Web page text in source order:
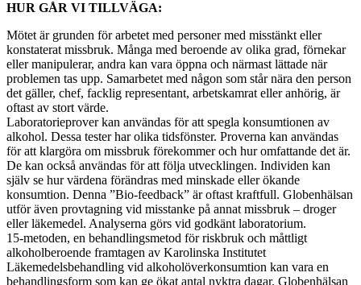
HUR GÅR VI TILLVÄGA:
Mötet är grunden för arbetet med personer med misstänkt eller
konstaterat missbruk. Många med beroende av olika grad, förnekar
eller manipulerar, andra kan vara öppna och närmast lättade när
problemen tas upp. Samarbetet med någon som står nära den person
det gäller, chef, facklig representant, arbetskamrat eller anhörig, är
oftast av stort värde.
Laboratorieprover kan användas för att spegla konsumtionen av
alkohol. Dessa tester har olika tidsfönster. Proverna kan användas
för att klargöra om missbruk förekommer och hur omfattande det är.
De kan också användas för att följa utvecklingen. Individen kan
själv se hur värdena förändras med minskade eller ökande
konsumtion. Denna ”Bio-feedback” är oftast kraftfull. Globenhälsan
utför även provtagning vid misstanke på annat missbruk – droger
eller läkemedel. Analyserna görs vid godkänt laboratorium.
15-metoden, en behandlingsmetod för riskbruk och måttligt
alkoholberoende framtagen av Karolinska Institutet
Läkemedelsbehandling vid alkoholöverkonsumtion kan vara en
behandlingsform som kan ge ökat antal nyktra dagar. Globenhälsan